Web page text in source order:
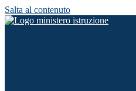
Salta al contenuto